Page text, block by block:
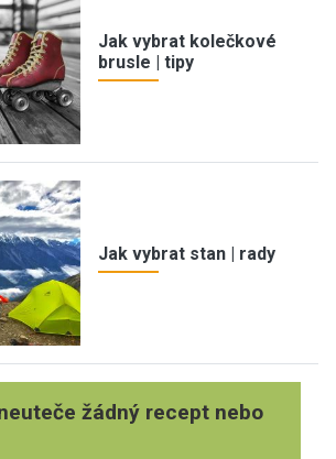
Jak vybrat kolečkové
brusle | tipy
Jak vybrat stan | rady
žádný recept nebo